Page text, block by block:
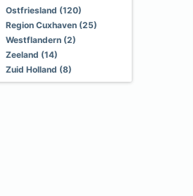
Ostfriesland (120)
Region Cuxhaven (25)
Westflandern (2)
Zeeland (14)
Zuid Holland (8)